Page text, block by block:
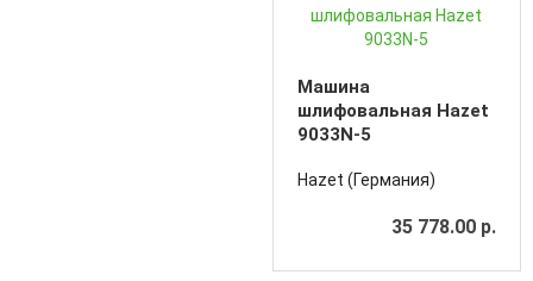
Машина
шлифовальная Hazet
9033N-5
Hazet (Германия)
35 778.00 р.